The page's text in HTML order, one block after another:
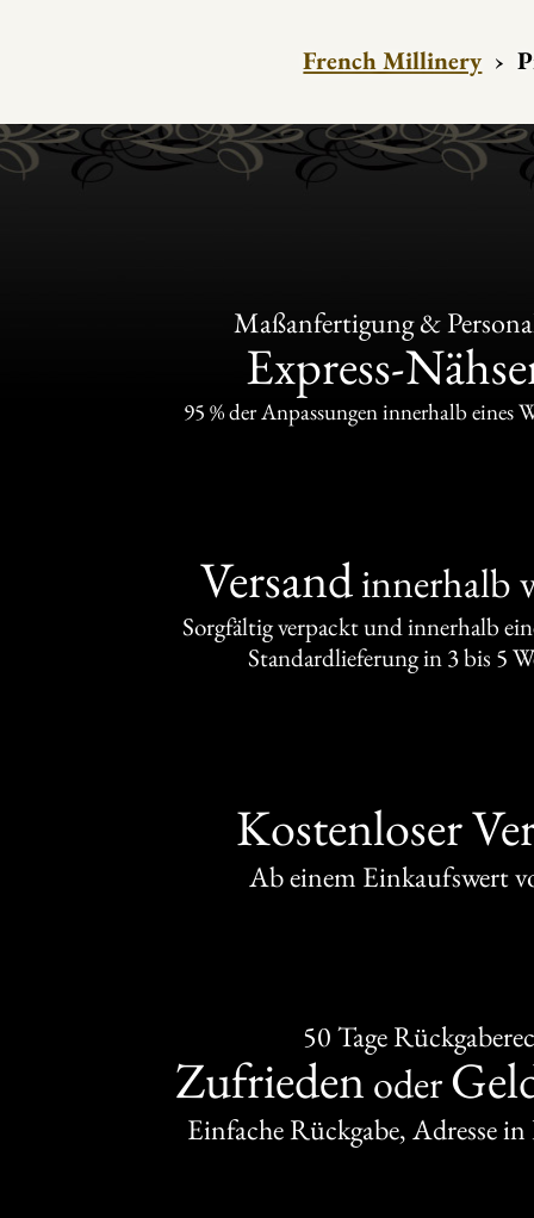
French Millinery ›
Maßanfertigung &
Express-
95 % der Anpassungen innerhalb eines
Versandinnerhalb
Sorgfältig verpackt und innerhalb
Standardlieferung in 3 bis 5
Kostenloser
Ab einem Einkaufswert
50 Tage
Zufrieden oder
Einfache Rückgabe, Adresse